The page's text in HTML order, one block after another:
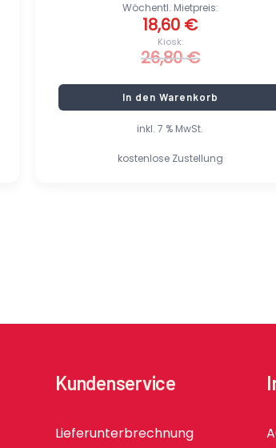
inkl. 7 % MwSt.
kostenlose Zustellung
Kiosk:
26,80€
Wöchentl. Mietpreis:
18,60 €
In den Warenkorb
Kundenservice
Lieferunterbrechnung